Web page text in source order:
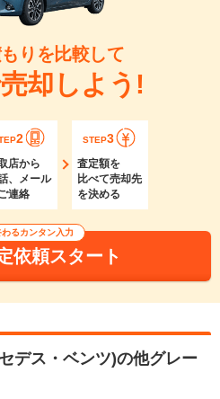
りを比較して
却しよう!
2
店から
、メール
連絡
STEP3
査定額を
比べて売却先
を決める
るカンタン入力
依頼スタート
デス・ベンツ)の他グレー